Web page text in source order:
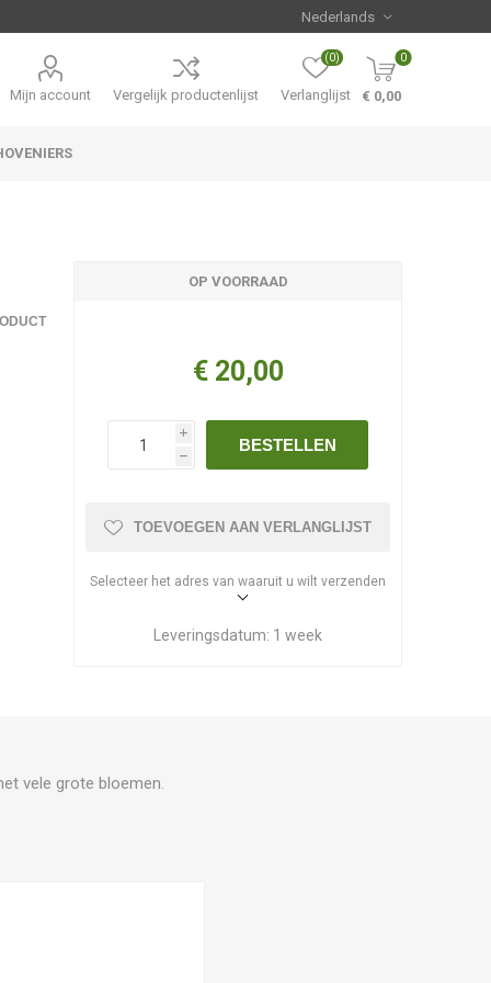
Mijn account Vergelijk productenlijst Verlanglijst
(0) 0
€ 0,00
OP VOORRAAD
€ 20,00
i
h
BESTELLEN
TOEVOEGEN AAN VERLANGLIJST
Selecteer het adres van waaruit u wilt verzenden
Leveringsdatum: 1 week
vele grote bloemen.